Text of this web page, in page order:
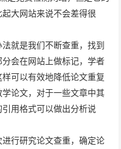
大网站来说不会差得很
就是我们不断查重，找到
会在网站上做标记，学者
可以有效地降低论文重复
论文，对于一些文章中其
用格式可以做出分析说
行研究论文查重，确定论